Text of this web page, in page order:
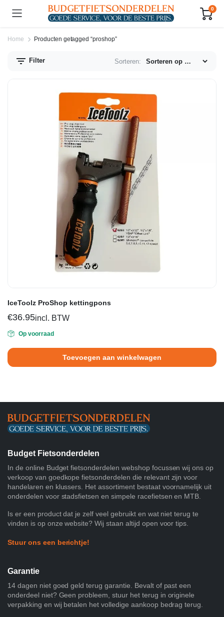
0
Home Producten getagged “proshop”
Filter Sorteren:
IceToolz ProShop kettingpons
€36.95incl. BTW
Op voorraad
Toevoegen aan winkelwagen
Budget Fietsonderdelen
In de online Budget fietsonderdelen webshop focussen wij ons op
verkoop van goedkope fietsonderdelen die relevant zijn voor
handelaren en klussers. Het assortiment bestaat voornamelijk uit
onderdelen voor stadsfietsen en simpele racefietsen en MTB.
Is er een product dat je zelf veel gebruikt en wat niet terug te
vinden is op onze website? Wij staan altijd open voor tips.
Stuur ons een berichtje!
Garantie
14 dagen niet goed geld terug garantie. Bevalt of past een
onderdeel niet? Geen probleem, stuur het terug in originele
verpakking en wij betalen het volledige aankoop bedrag terug.